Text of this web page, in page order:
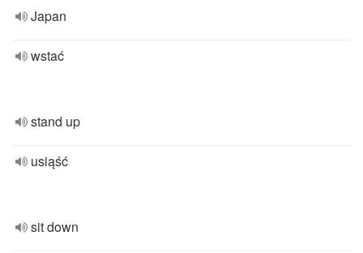
Japan
wstać
stand up
usiąść
sit down